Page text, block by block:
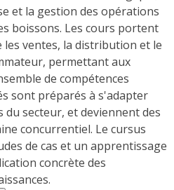
et la gestion des opérations
boissons. Les cours portent
les ventes, la distribution et le
permettant aux
de compétences
sont préparés à s'adapter
du secteur, et deviennent des
concurrentiel. Le cursus
de cas et un apprentissage
concrète des